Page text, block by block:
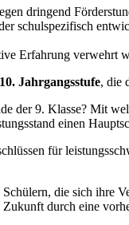
dringend
schulspezifisch
Erfahrung verwehrt
Jahrgangsstufe, die
der 9. Klasse? Mit
einen
für
die sich ihre
durch eine